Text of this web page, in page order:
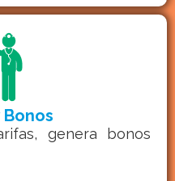
Bonos
genera bonos